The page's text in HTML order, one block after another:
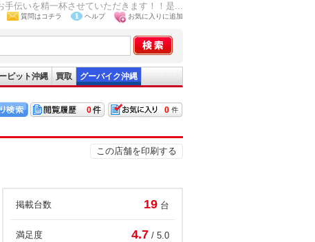
伝いを精一杯させていただきます！！是...
質問はコチラ ヘルプ お気に入りに追加
ピット沖縄 買取 グーバイク沖縄
0
0
この店舗を印刷する
掲載台数 19 台
満足度 4.7 / 5.0